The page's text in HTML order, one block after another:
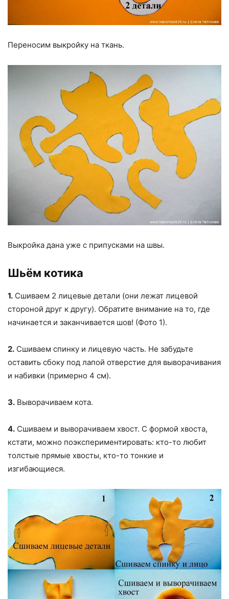
Переносим выкройку на ткань.
Выкройка дана уже с припусками на швы.
Шьём котика
1. Сшиваем 2 лицевые детали (они лежат лицевой
стороной друг к другу). Обратите внимание на то, где
начинается и заканчивается шов! (Фото 1).
2. Сшиваем спинку и лицевую часть. Не забудьте
оставить сбоку под лапой отверстие для выворачивания
и набивки (примерно 4 см).
3. Выворачиваем кота.
4. Сшиваем и выворачиваем хвост. С формой хвоста,
кстати, можно поэкспериментировать: кто-то любит
толстые прямые хвосты, кто-то тонкие и
изгибающиеся.